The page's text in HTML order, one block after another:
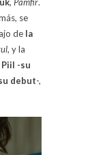
se
de la
, y la
-su
debut-,